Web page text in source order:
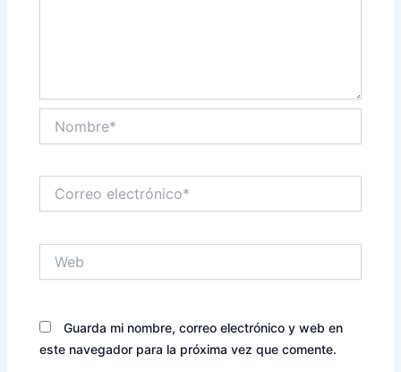
electrónico*
Guarda mi nombre, correo electrónico y web en
este navegador para la próxima vez que comente.